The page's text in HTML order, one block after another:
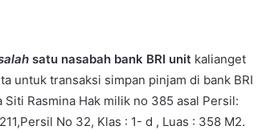
satu nasabah bank BRI unit kalianget
untuk transaksi simpan pinjam di bank BRI
Rasmina Hak milik no 385 asal Persil:
No 32, Klas : 1- d , Luas : 358 M2.